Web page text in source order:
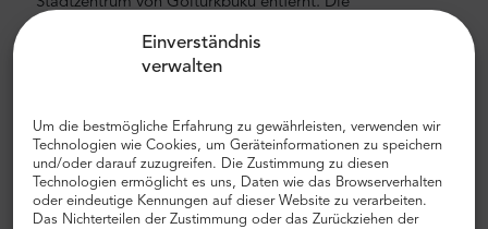
Einverständnis
verwalten
Um die bestmögliche Erfahrung zu gewährleisten, verwenden wir
Technologien wie Cookies, um Geräteinformationen zu speichern
und/oder darauf zuzugreifen. Die Zustimmung zu diesen
Technologien ermöglicht es uns, Daten wie das Browserverhalten
oder eindeutige Kennungen auf dieser Website zu verarbeiten.
Das Nichterteilen der Zustimmung oder das Zurückziehen der
Stadtzentrum dauert etwa 39 Minuten.Wir empfehlen
Ihnen, ein Auto und noch besser einen privaten
sicherste und zuverlässigste Weg, um Ihr Hotel zu
erreichen, ist der private Transport von Tür zu Tür. Auf
diese Weise sparen Sie viel Zeit, da Sie den
unangenehmen Prozess überspringen können, Ihre Route
herauszufinden, durch die Stadt zu navigieren und Ihren